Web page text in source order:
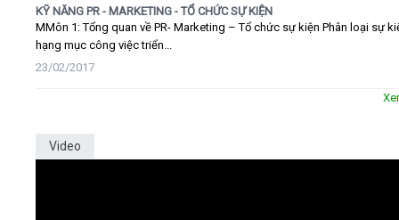
KỸ NĂNG PR - MARKETING - TỔ CHỨC SỰ KIỆN
MMôn 1: Tổng quan về PR- Marketing – Tổ chức sự kiện Phân loại sự
hạng mục công việc triển...
23/02/2017
Video